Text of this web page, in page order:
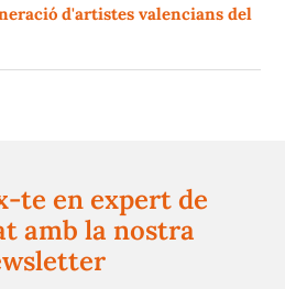
d'artistes valencians del
te en expert de
amb la nostra